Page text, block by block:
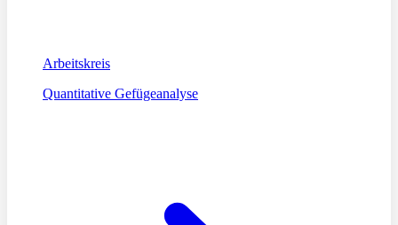
Arbeitskreis
Quantitative Gefügeanalyse